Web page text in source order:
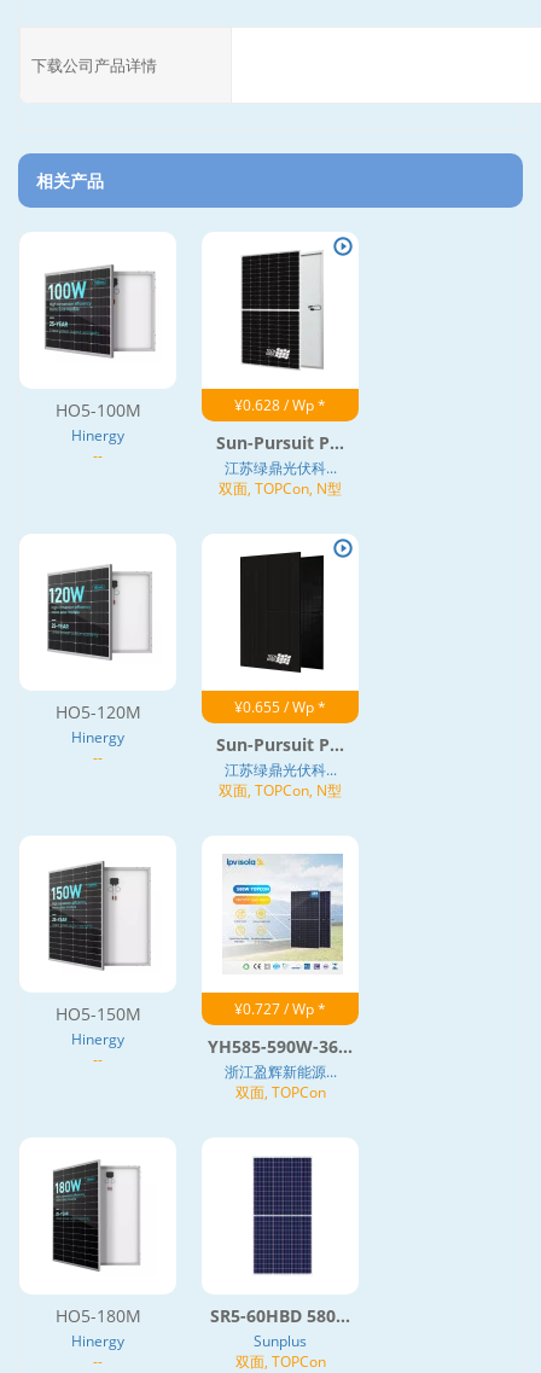
下载公司产品详情
相关产品
HO5-100M
Hinergy
--
¥0.628 / Wp *
Sun-Pursuit P...
江苏绿鼎光伏科...
双面, TOPCon, N型
HO5-120M
Hinergy
--
¥0.655 / Wp *
Sun-Pursuit P...
江苏绿鼎光伏科...
双面, TOPCon, N型
HO5-150M
Hinergy
--
¥0.727 / Wp *
YH585-590W-36...
浙江盈辉新能源...
双面, TOPCon
HO5-180M
Hinergy
--
SR5-60HBD 580...
Sunplus
双面, TOPCon